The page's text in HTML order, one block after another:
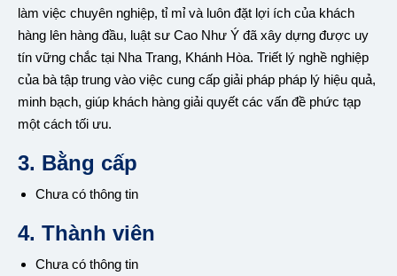
làm việc chuyên nghiệp, tỉ mỉ và luôn đặt lợi ích của khách
hàng lên hàng đầu, luật sư Cao Như Ý đã xây dựng được uy
tín vững chắc tại Nha Trang, Khánh Hòa. Triết lý nghề nghiệp
của bà tập trung vào việc cung cấp giải pháp pháp lý hiệu quả,
minh bạch, giúp khách hàng giải quyết các vấn đề phức tạp
một cách tối ưu.
3. Bằng cấp
Chưa có thông tin
4. Thành viên
Chưa có thông tin